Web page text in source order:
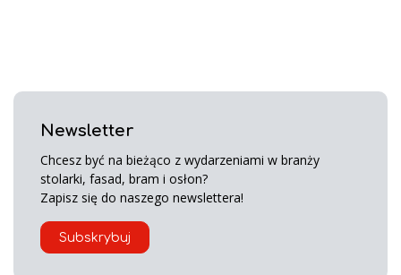
Newsletter
Chcesz być na bieżąco z wydarzeniami w branży
stolarki, fasad, bram i osłon?
Zapisz się do naszego newslettera!
Subskrybuj